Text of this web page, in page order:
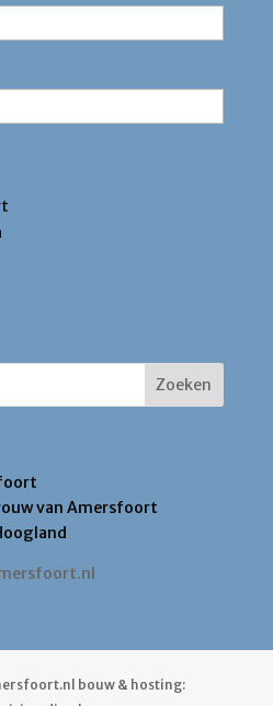
van Amersfoort
bouw & hosting: